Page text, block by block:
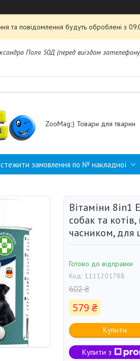
та повідомлення будуть оброблені з
Поля 50Д (перед виїздом
ZooMag;) Товари для тварин
замовлення по № накладної
Вітаміни 8in1
собак та
часником, для
Готово до відправки
Код: 1111201788
602 ₴
579 ₴
Купити
Купити з